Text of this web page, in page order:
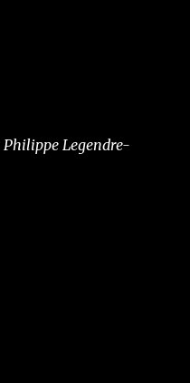
Philippe Legendre-